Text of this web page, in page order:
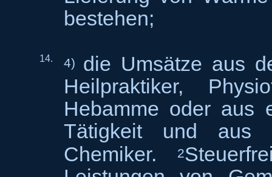
bestehen;
14. 4) die Umsätze aus
Heilpraktiker,
Hebamme oder aus
Tätigkeit und aus
Chemiker.
2